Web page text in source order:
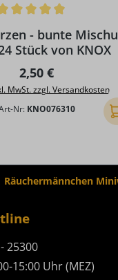
- bunte
Stück von KNOX
Regulärer Preis:
2,50 €
MwSt. zzgl. Versandkosten
Nr: KNO076310
Räuchermännchen
25300
15:00 Uhr (MEZ)